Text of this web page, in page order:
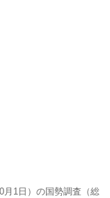
1日）の国勢調査（総